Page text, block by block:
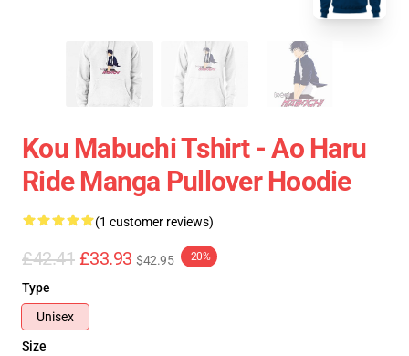
Kou Mabuchi Tshirt - Ao Haru
Ride Manga Pullover Hoodie
(1 customer reviews)
£42.41 £33.93 $42.95 -20%
Type
Unisex
Size